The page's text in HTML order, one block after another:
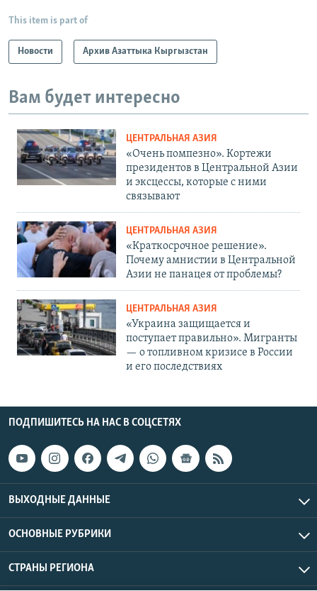
This item is part of
Новости Архив Азаттыка Кыргызстан
Вам будет интересно
ЦЕНТРАЛЬНАЯ АЗИЯ
«Очень помпезно». Кортежи
президентов в Центральной Азии
и эксцессы, которые с ними
связывают
ЦЕНТРАЛЬНАЯ АЗИЯ
«Краткосрочное решение».
Почему амнистии в Центральной
Азии не панацея от проблемы?
ЦЕНТРАЛЬНАЯ АЗИЯ
«Украина защищается и
поступает правильно». Мигранты
— о топливном кризисе в России
и его последствиях
ПОДПИШИТЕСЬ НА НАС В СОЦСЕТЯХ
ВЫХОДНЫЕ ДАННЫЕ
ОСНОВНЫЕ РУБРИКИ
СТРАНЫ РЕГИОНА